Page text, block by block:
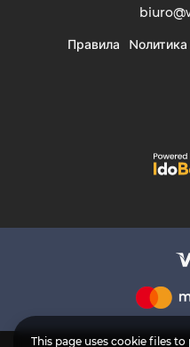
Правила
This page uses cookie files